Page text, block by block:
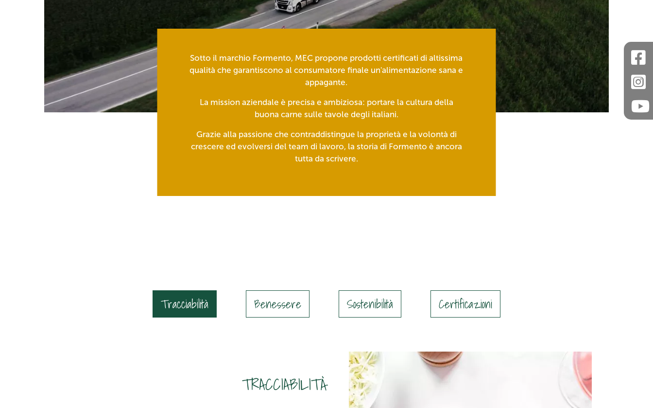
Sotto il marchio Formento, MEC propone prodotti certificati di altissima
qualità che garantiscono al consumatore finale un'alimentazione sana e
appagante.
La mission aziendale è precisa e ambiziosa: portare la cultura della
buona carne sulle tavole degli italiani.
Grazie alla passione che contraddistingue la proprietà e la volontà di
crescere ed evolversi del team di lavoro, la storia di Formento è ancora
tutta da scrivere.
Tracciabilità Benessere Sostenibilità Certificazioni
TRACCIABILITÀ